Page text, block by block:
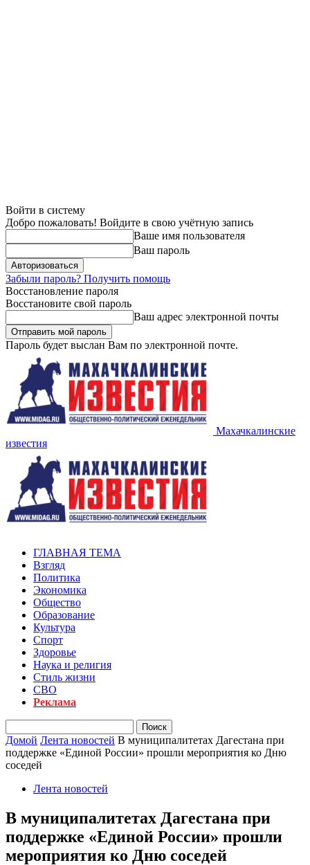
Войти в систему
Добро пожаловать! Войдите в свою учётную запись
Ваше имя пользователя
Ваш пароль
Забыли пароль? Получить помощь
Восстановление пароля
Восстановите свой пароль
Ваш адрес электронной почты
Пароль будет выслан Вам по электронной почте.
Махачкалинские
известия
ГЛАВНАЯ ТЕМА
Взгляд
Политика
Экономика
Общество
Образование
Культура
Спорт
Здоровье
Наука и религия
Стиль жизни
СВО
Реклама
Домой Лента новостей В муниципалитетах Дагестана при
поддержке «Единой России» прошли мероприятия ко Дню
соседей
Лента новостей
В муниципалитетах Дагестана при
поддержке «Единой России» прошли
мероприятия ко Дню соседей